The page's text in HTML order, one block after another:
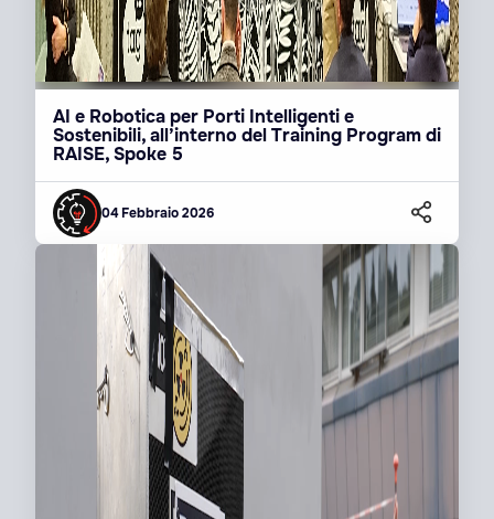
AI e Robotica per Porti Intelligenti e
Sostenibili, all’interno del Training Program di
RAISE, Spoke 5
04 Febbraio 2026